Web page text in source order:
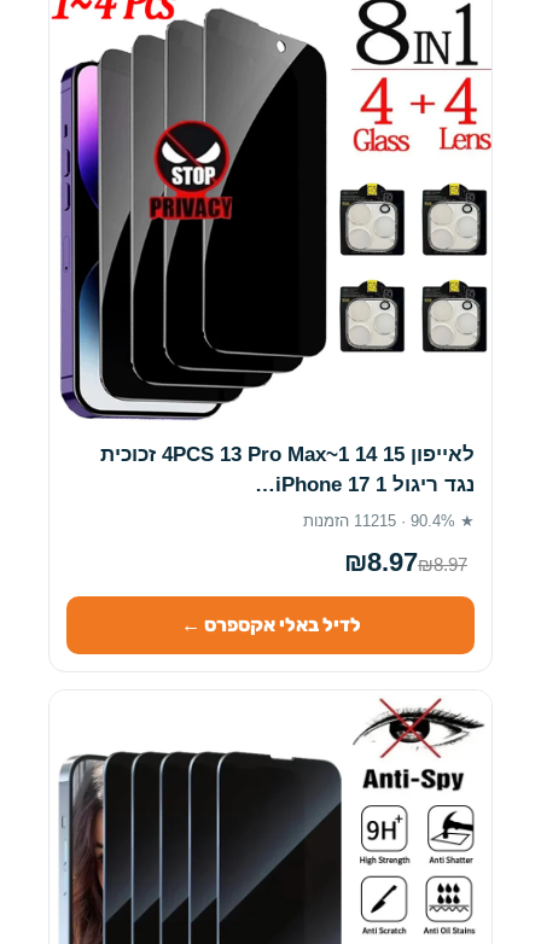
לאייפון 15 14 1~4PCS 13 Pro Max זכוכית
נגד ריגול iPhone 17 1…
★ 90.4% · 11215 הזמנות
₪8.97₪8.97
לדיל באלי אקספרס ←